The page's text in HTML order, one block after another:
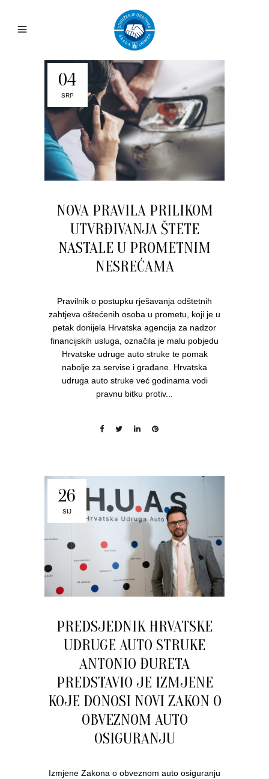
04
SRP
NOVA PRAVILA PRILIKOM
UTVRĐIVANJA ŠTETE
NASTALE U PROMETNIM
NESREĆAMA
Pravilnik o postupku rješavanja odštetnih
zahtjeva oštećenih osoba u prometu, koji je u
petak donijela Hrvatska agencija za nadzor
financijskih usluga, označila je malu pobjedu
Hrvatske udruge auto struke te pomak
nabolje za servise i građane. Hrvatska
udruga auto struke već godinama vodi
pravnu bitku protiv...
26
SIJ
PREDSJEDNIK HRVATSKE
UDRUGE AUTO STRUKE
ANTONIO ĐURETA
PREDSTAVIO JE IZMJENE
KOJE DONOSI NOVI ZAKON O
OBVEZNOM AUTO
OSIGURANJU
Izmjene Zakona o obveznom auto osiguranju